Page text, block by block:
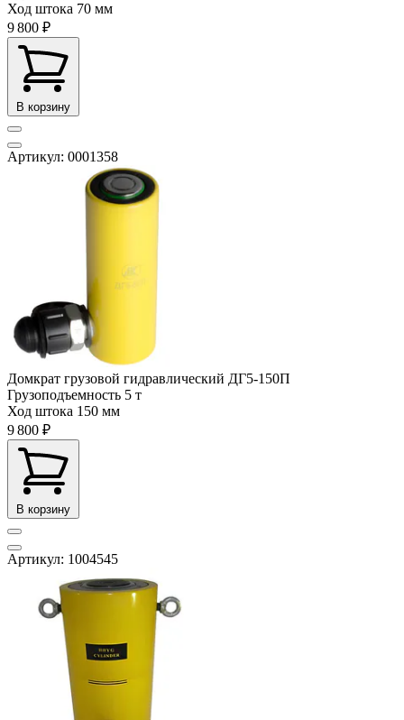
Ход штока 70 мм
9 800 ₽
В корзину
Артикул: 0001358
Домкрат грузовой гидравлический ДГ5-150П
Грузоподъемность 5 т
Ход штока 150 мм
9 800 ₽
В корзину
Артикул: 1004545